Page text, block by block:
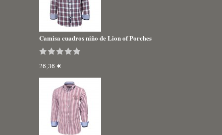
Camisa cuadros niño de Lion of Porches
26,36 €